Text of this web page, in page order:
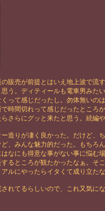
販売が前提とはいえ地上波で流
う。ディティールも電車男みた
って感じだったし。勿体無いの
時間切れって感じだったところ
さらにグッと来たと思う。続編
造りが凄く良かった。だけど、
、みんな魅力的だった。もちろ
なにも得意な事がない事に悩む
るところが観たかったなぁ。そ
ルにやったらイタくて成り立た
れてるらしいので、これ又気に